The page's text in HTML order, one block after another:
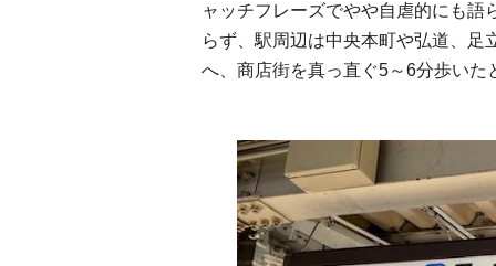
ャッチフレーズでやや自虐的にも語
らず、駅周辺は中央本町や弘道、足
へ、商店街を真っ直ぐ5～6分歩いた